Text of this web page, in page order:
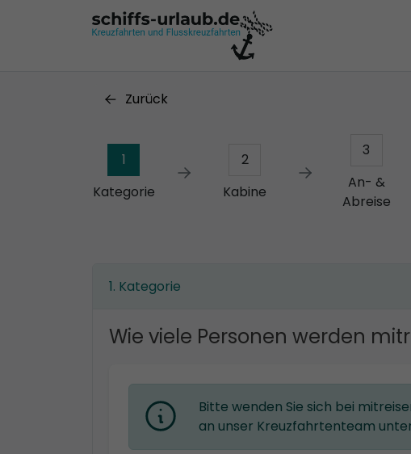
Zurück
1
Kategorie
2
Kabine
3
An- &
Abreise
Kategorie
Wie viele Personen werden
Bitte wenden Sie sich bei
an unser Kreuzfahrtenteam